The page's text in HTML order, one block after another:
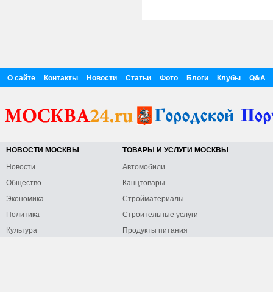
О сайте Контакты Новости Статьи Фото Блоги Клубы Q&A
НОВОСТИ МОСКВЫ
Новости
Общество
Экономика
Политика
Культура
ТОВАРЫ И УСЛУГИ МОСКВЫ
Автомобили
Канцтовары
Стройматериалы
Строительные услуги
Продукты питания